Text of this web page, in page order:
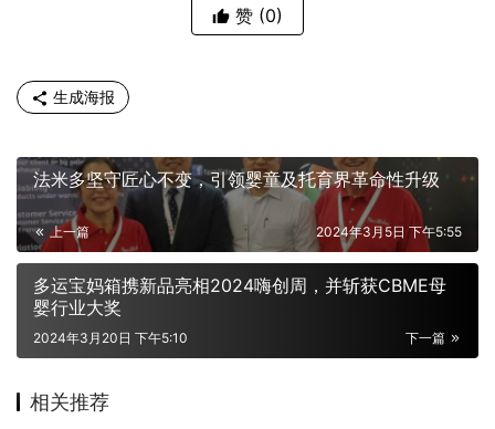
赞 (0)
生成海报
法米多坚守匠心不变，引领婴童及托育界革命性升级
上一篇 2024年3月5日 下午5:55
多运宝妈箱携新品亮相2024嗨创周，并斩获CBME母
婴行业大奖
下一篇
2024年3月20日 下午5:10
相关推荐